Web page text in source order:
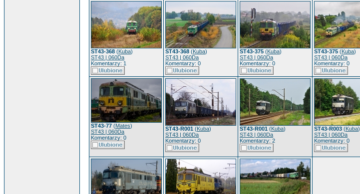
ST43-368 (Kuba)
ST43 | 060Da
Komentarzy: 1
ST43-368 (Kuba)
ST43 | 060Da
Komentarzy: 0
ST43-375 (Kuba)
ST43 | 060Da
Komentarzy: 0
ST43-375 (Kuba)
ST43 | 060Da
Komentarzy: 0
ST43-77 (Mates)
ST43 | 060Da
Komentarzy: 0
ST43-R001 (Kuba)
ST43 | 060Da
Komentarzy: 0
ST43-R001 (Kuba)
ST43 | 060Da
Komentarzy: 2
ST43-R003 (Kuba)
ST43 | 060Da
Komentarzy: 0